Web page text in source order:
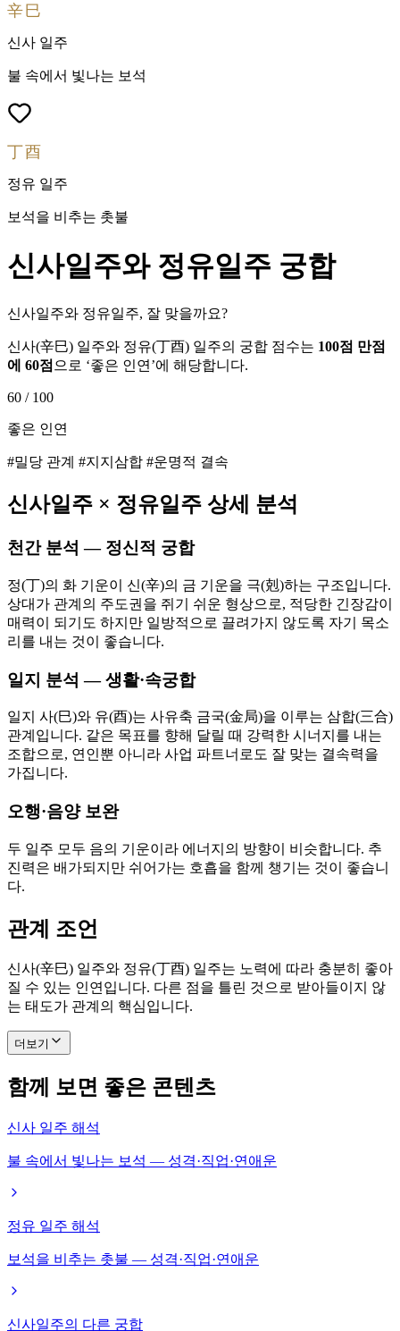
辛巳
신사 일주
불 속에서 빛나는 보석
丁酉
정유 일주
보석을 비추는 촛불
신사일주와 정유일주 궁합
신사일주와 정유일주, 잘 맞을까요?
신사(辛巳) 일주와 정유(丁酉) 일주의 궁합 점수는 100점 만점
에 60점 으로 ‘좋은 인연 ’에 해당합니다.
60 / 100
좋은 인연
#밀당 관계 #지지삼합 #운명적 결속
신사일주 × 정유일주 상세 분석
천간 분석 — 정신적 궁합
정(丁)의 화 기운이 신(辛)의 금 기운을 극(剋)하는 구조입니다.
상대가 관계의 주도권을 쥐기 쉬운 형상으로, 적당한 긴장감이
매력이 되기도 하지만 일방적으로 끌려가지 않도록 자기 목소
리를 내는 것이 좋습니다.
일지 분석 — 생활·속궁합
일지 사(巳)와 유(酉)는 사유축 금국(金局)을 이루는 삼합(三合)
관계입니다. 같은 목표를 향해 달릴 때 강력한 시너지를 내는
조합으로, 연인뿐 아니라 사업 파트너로도 잘 맞는 결속력을
가집니다.
오행·음양 보완
두 일주 모두 음의 기운이라 에너지의 방향이 비슷합니다. 추
진력은 배가되지만 쉬어가는 호흡을 함께 챙기는 것이 좋습니
다.
관계 조언
신사(辛巳) 일주와 정유(丁酉) 일주는 노력에 따라 충분히 좋아
질 수 있는 인연입니다. 다른 점을 틀린 것으로 받아들이지 않
는 태도가 관계의 핵심입니다.
더보기
함께 보면 좋은 콘텐츠
신사 일주 해석
불 속에서 빛나는 보석 — 성격·직업·연애운
정유 일주 해석
보석을 비추는 촛불 — 성격·직업·연애운
신사일주의 다른 궁합